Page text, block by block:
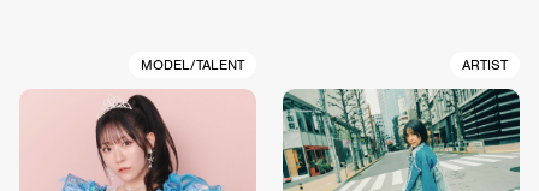
MODEL/TALENT ARTIST